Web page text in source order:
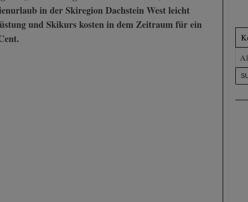
in der Skiregion Dachstein West leicht
und Skikurs kosten in dem Zeitraum für ein